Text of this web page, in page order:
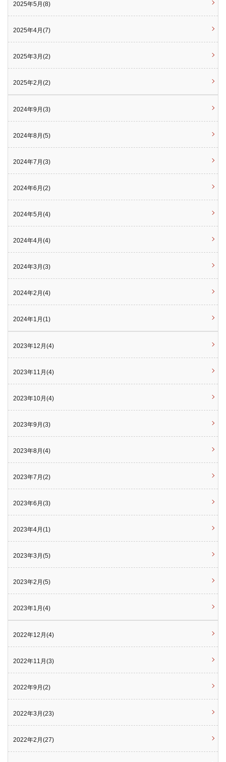
2025年5月(8)
2025年4月(7)
2025年3月(2)
2025年2月(2)
2024年9月(3)
2024年8月(5)
2024年7月(3)
2024年6月(2)
2024年5月(4)
2024年4月(4)
2024年3月(3)
2024年2月(4)
2024年1月(1)
2023年12月(4)
2023年11月(4)
2023年10月(4)
2023年9月(3)
2023年8月(4)
2023年7月(2)
2023年6月(3)
2023年4月(1)
2023年3月(5)
2023年2月(5)
2023年1月(4)
2022年12月(4)
2022年11月(3)
2022年9月(2)
2022年3月(23)
2022年2月(27)